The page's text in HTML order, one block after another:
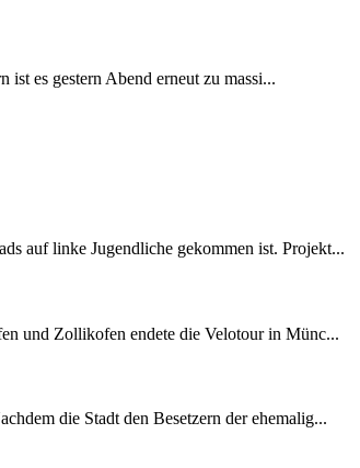
es gestern Abend erneut zu massi...
auf linke Jugendliche gekommen ist. Projekt...
und Zollikofen endete die Velotour in Münc...
die Stadt den Besetzern der ehemalig...